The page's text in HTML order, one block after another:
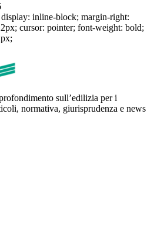
inline-block; margin-right:
cursor: pointer; font-weight: bold;
sull’edilizia per i
normativa, giurisprudenza e news